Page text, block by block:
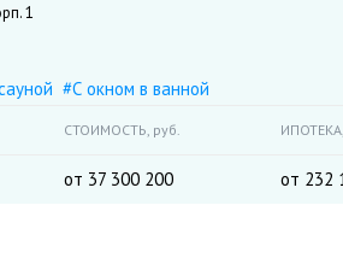
1
#С окном в ванной
СТОИМОСТЬ, руб. ИПОТЕКА,
от 37 300 200 от 232